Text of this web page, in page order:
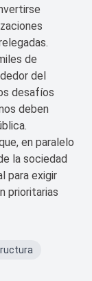
de
del
desafíos
deben
en paralelo
la sociedad
para exigir
prioritarias